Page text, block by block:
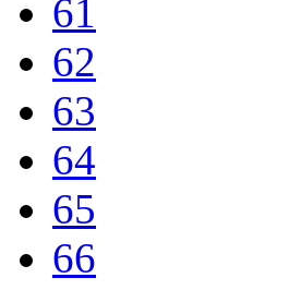
61
62
63
64
65
66